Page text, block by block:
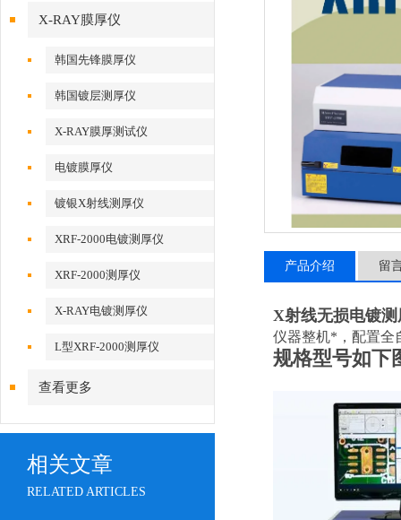
X-RAY膜厚仪
韩国先锋膜厚仪
韩国镀层测厚仪
X-RAY膜厚测试仪
电镀膜厚仪
镀银X射线测厚仪
XRF-2000电镀测厚仪
XRF-2000测厚仪
X-RAY电镀测厚仪
L型XRF-2000测厚仪
查看更多
相关文章
RELATED ARTICLES
产品介绍 留
X射线无损电镀
仪器整机*，配置全
规格型号如下